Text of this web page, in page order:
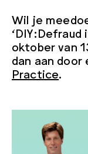
Wil je
‘DIY:Defraud
oktober van
dan aan
Practice